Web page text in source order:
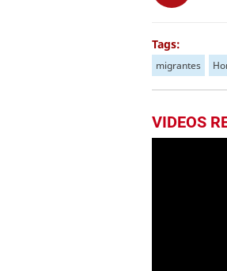
Tags:
migrantes
VIDEOS